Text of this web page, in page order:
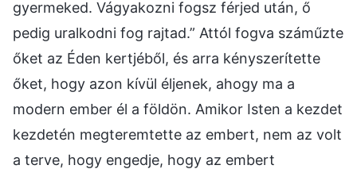
gyermeked. Vágyakozni fogsz férjed után, ő
pedig uralkodni fog rajtad.” Attól fogva száműzte
őket az Éden kertjéből, és arra kényszerítette
őket, hogy azon kívül éljenek, ahogy ma a
modern ember él a földön. Amikor Isten a kezdet
kezdetén megteremtette az embert, nem az volt
a terve, hogy engedje, hogy az embert